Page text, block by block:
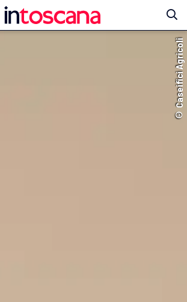
© Caseifici Agricoli